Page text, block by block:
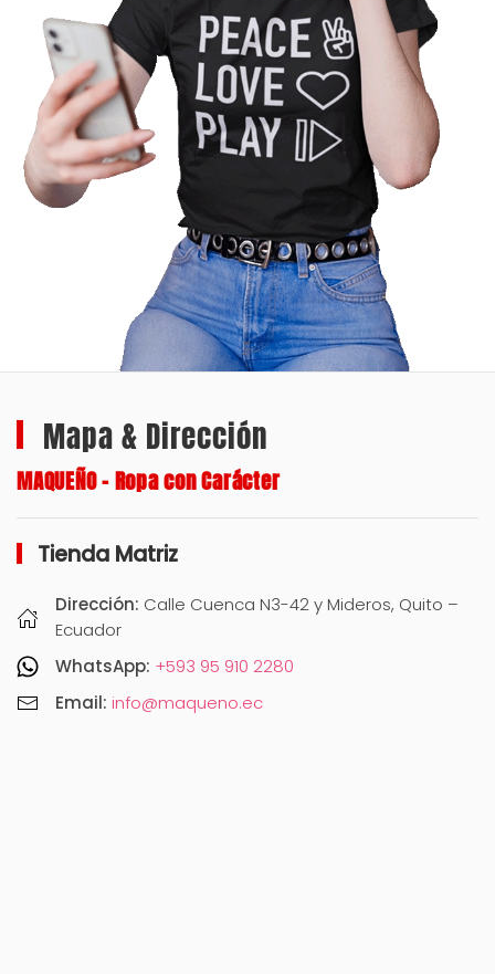
Mapa & Dirección
MAQUEÑO – Ropa con Carácter
Tienda Matriz
Dirección: Calle Cuenca N3-42 y Mideros, Quito –
Ecuador
WhatsApp: +593 95 910 2280
Email: info@maqueno.ec